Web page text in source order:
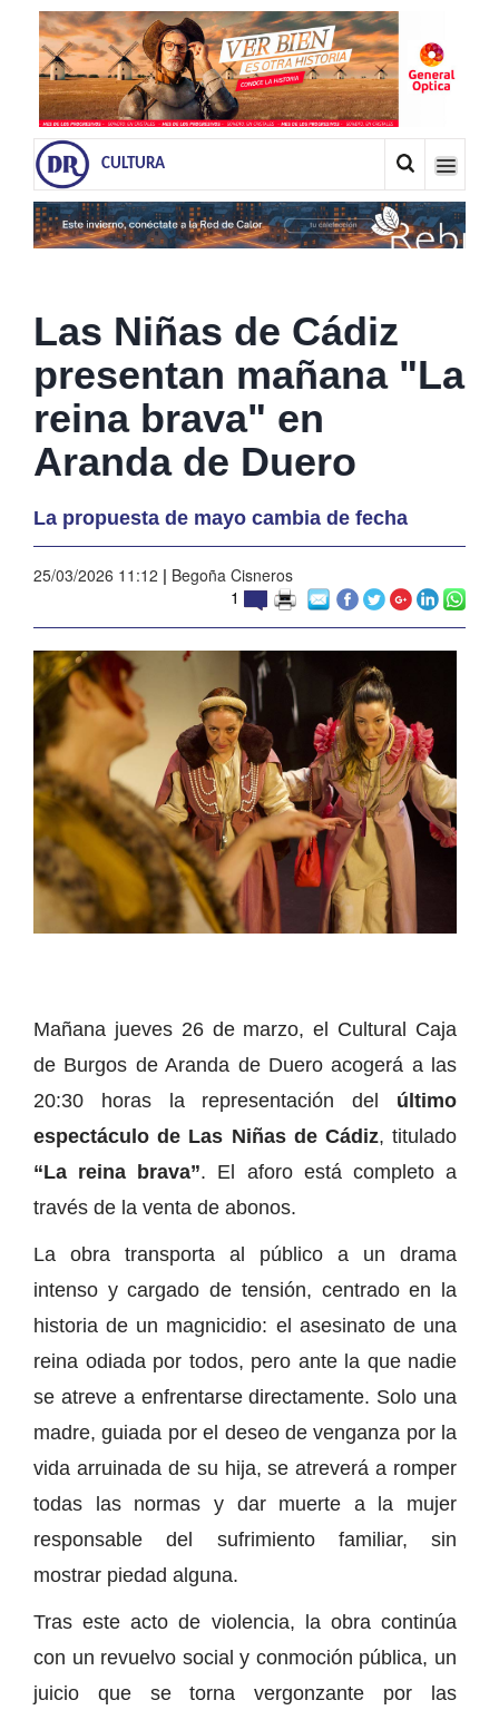
CULTURA
Las Niñas de Cádiz
presentan mañana "La
reina brava" en
Aranda de Duero
La propuesta de mayo cambia de fecha
25/03/2026 11:12 | Begoña Cisneros
1
Mañana jueves 26 de marzo, el Cultural Caja
de Burgos de Aranda de Duero acogerá a las
20:30 horas la representación del último
espectáculo de Las Niñas de Cádiz, titulado
“La reina brava”. El aforo está completo a
través de la venta de abonos.
La obra transporta al público a un drama
intenso y cargado de tensión, centrado en la
historia de un magnicidio: el asesinato de una
reina odiada por todos, pero ante la que nadie
se atreve a enfrentarse directamente. Solo una
madre, guiada por el deseo de venganza por la
vida arruinada de su hija, se atreverá a romper
todas las normas y dar muerte a la mujer
responsable del sufrimiento familiar, sin
mostrar piedad alguna.
Tras este acto de violencia, la obra continúa
con un revuelvo social y conmoción pública, un
juicio que se torna vergonzante por las